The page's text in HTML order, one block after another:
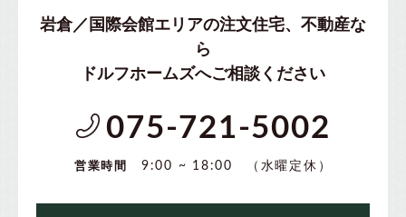
岩倉／国際会館エリアの注文住宅、不動産な
ら
ドルフホームズへご相談ください
075-721-5002
営業時間 9:00 ~ 18:00 （水曜定休）